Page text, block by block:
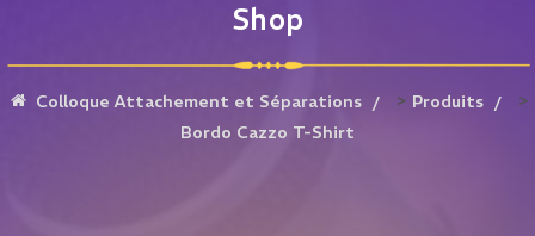
Shop
Colloque Attachement et Séparations > Produits >
Bordo Cazzo T-Shirt